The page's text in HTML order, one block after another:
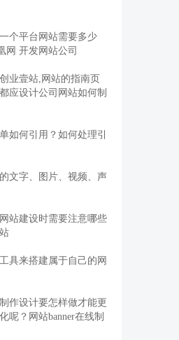
个平台网站需要多少
网 开发网站公司
业壹站,网站的指南页
应设计公司网站如何制
如何引用？如何处理引
文字、图片、视频、声
站建设时需要注意哪些
具来搭建属于自己的网
作设计要怎样做才能更
呢？网站banner在线制